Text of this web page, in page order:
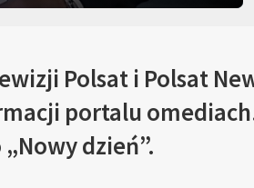
Polsat i Polsat
portalu
dzień”.